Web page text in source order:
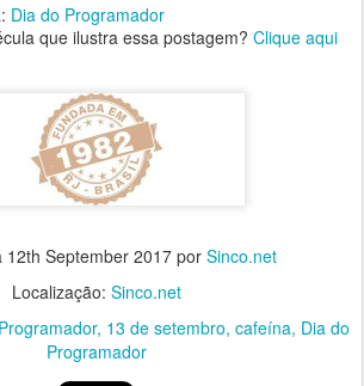
Dia do Programador
que ilustra essa postagem? Clique aqui
12th September 2017 por Sinco.net
Localização: Sinco.net
13 de setembro cafeína Dia do
Programador